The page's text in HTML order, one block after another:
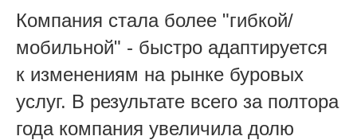
Компания стала более "гибкой/
мобильной" - быстро адаптируется
к изменениям на рынке буровых
услуг. В результате всего за полтора
года компания увеличила долю